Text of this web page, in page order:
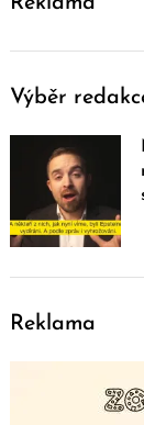
Výběr
Reklama